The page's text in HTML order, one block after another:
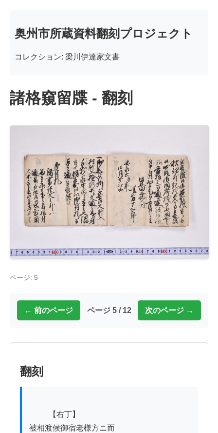
奥州市所蔵資料翻刻プロジェクト
コレクション: 梁川伊達家文書
諸格窺留牒 - 翻刻
ページ: 5
← 前のページ ページ 5 / 12 次のページ →
翻刻
被相渡候御宿老様方ニ而